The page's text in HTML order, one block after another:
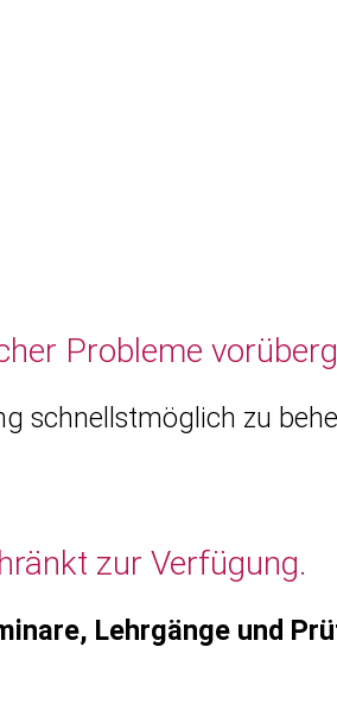
Probleme
schnellstmöglich zu
zur Verfügung.
Lehrgänge und